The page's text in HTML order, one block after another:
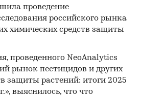
проведение
российского рынка
химических средств защиты
проведенного NeoAnalytics
рынок пестицидов и других
защиты растений: итоги 2025
выяснилось, что что